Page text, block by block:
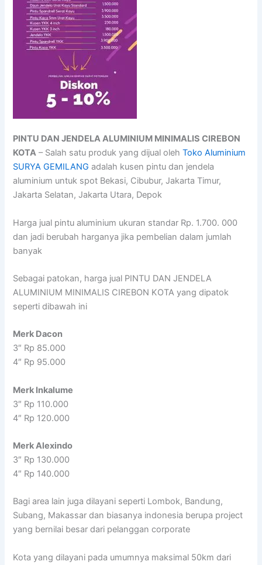
PINTU DAN JENDELA ALUMINIUM MINIMALIS CIREBON
KOTA – Salah satu produk yang dijual olehToko Aluminium
SURYA GEMILANG adalah kusen pintu dan jendela
aluminium untuk spot Bekasi, Cibubur, Jakarta Timur,
Jakarta Selatan, Jakarta Utara, Depok
Harga jual pintu aluminium ukuran standar Rp. 1.700. 000
dan jadi berubah harganya jika pembelian dalam jumlah
banyak
Sebagai patokan, harga jual PINTU DAN JENDELA
ALUMINIUM MINIMALIS CIREBON KOTA yang dipatok
seperti dibawah ini
Merk Dacon
3″ Rp 85.000
4″ Rp 95.000
Merk Inkalume
3″ Rp 110.000
4″ Rp 120.000
Merk Alexindo
3″ Rp 130.000
4″ Rp 140.000
Bagi area lain juga dilayani seperti Lombok, Bandung,
Subang, Makassar dan biasanya indonesia berupa project
yang bernilai besar dari pelanggan corporate
Kota yang dilayani pada umumnya maksimal 50km dari